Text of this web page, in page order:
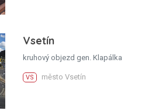
Vsetín
kruhový objezd gen. Klapálka
VS město Vsetín